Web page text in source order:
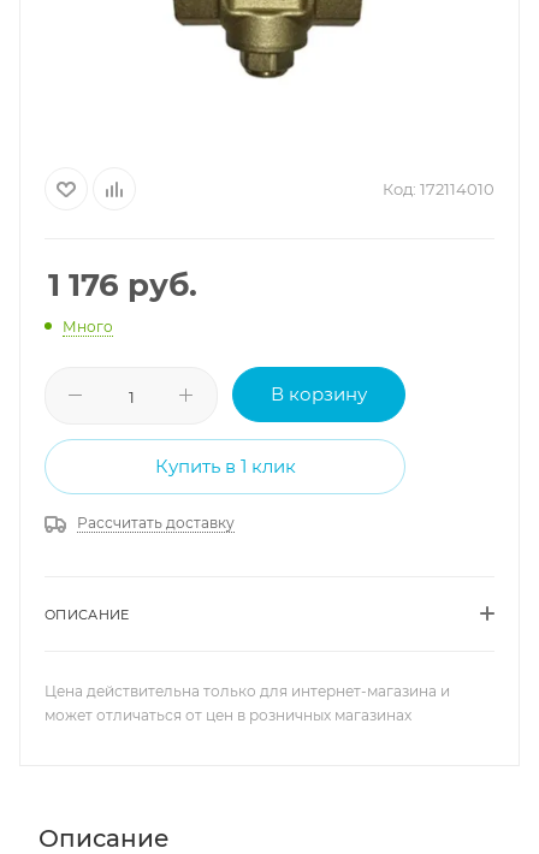
Код: 172114010
1 176 руб.
Много
В корзину
Купить в 1 клик
Рассчитать доставку
ОПИСАНИЕ
Цена действительна только для интернет-магазина и
может отличаться от цен в розничных магазинах
Описание